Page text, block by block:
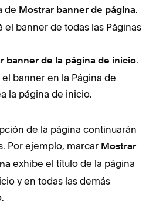
de Mostrar banner de página.
el banner de todas las Páginas
banner de la página de inicio.
banner en la Página de
la página de inicio.
de la página continuarán
Por ejemplo, marcar Mostrar
exhibe el título de la página
y en todas las demás